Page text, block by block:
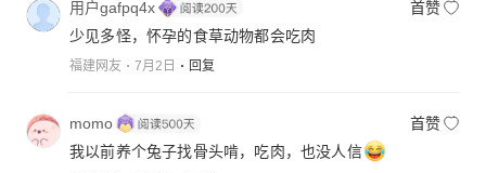
用户gafpq4x
首赞
少见多怪，怀孕的食草动物都会吃肉
福建网友 7月2日 回复
momo
首赞
我以前养个兔子找骨头啃，吃肉，也没人信